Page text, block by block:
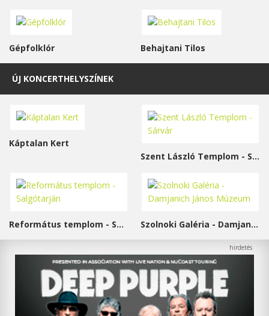
Gépfolklór Behajtani Tilos
ÚJ KONCERTHELYSZÍNEK
Káptalan Kert
Szent László Templom - Sárvár
Református templom - Salgótarján Szolnoki Galéria - Damjanich János Múzeum